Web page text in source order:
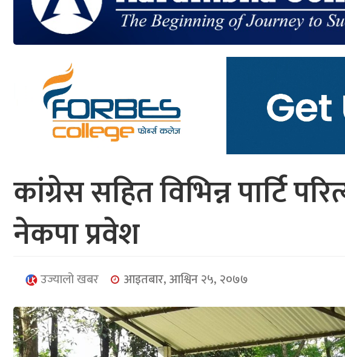
मनोरञ्जन
युनिकोड
कांग्रेस सहित विभिन्न पार्टि
नेकपा प्रवेश
उज्यालो खबर आइतबार, आश्विन २५, २०७७